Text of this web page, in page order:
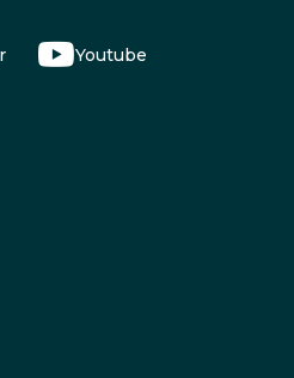
Youtube